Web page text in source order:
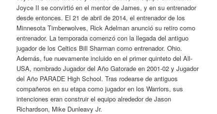
Joyce II se convirtió en el mentor de James, y en su entrenador
desde entonces. El 21 de abril de 2014, el entrenador de los
Minnesota Timberwolves, Rick Adelman anunció su retiro como
entrenador. La temporada comenzó con la llegada del antiguo
jugador de los Celtics Bill Sharman como entrenador. Ohio.
Además, fue nuevamente incluido en el primer quinteto del All-
USA, nombrado Jugador del Año Gatorade en 2001-02 y Jugador
del Año PARADE High School. Tras rodearse de antiguos
compañeros en su etapa como jugador en los Warriors, sus
intenciones eran construir el equipo alrededor de Jason
Richardson, Mike Dunleavy Jr.